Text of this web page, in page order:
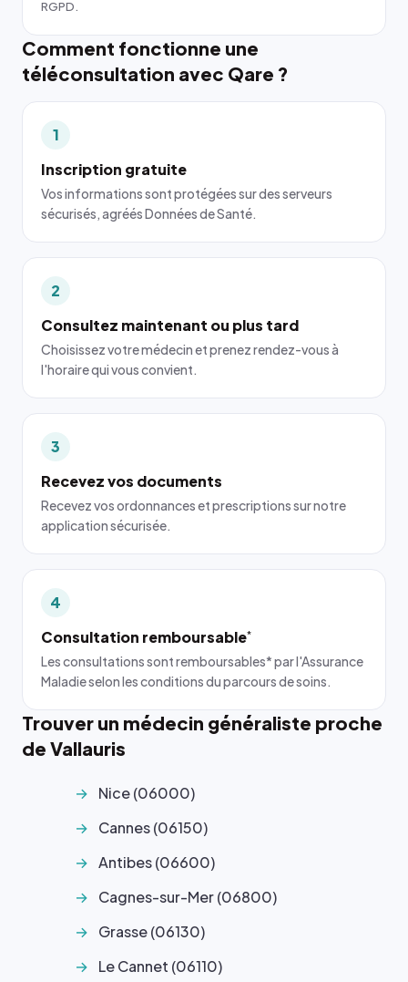
RGPD.
Comment fonctionne une
téléconsultation avec Qare ?
1
Inscription gratuite
Vos informations sont protégées sur des serveurs
sécurisés, agréés Données de Santé.
2
Consultez maintenant ou plus tard
Choisissez votre médecin et prenez rendez-vous à
l'horaire qui vous convient.
3
Recevez vos documents
Recevez vos ordonnances et prescriptions sur notre
application sécurisée.
4
Consultation remboursable*
Les consultations sont remboursables* par l'Assurance
Maladie selon les conditions du parcours de soins.
Trouver un médecin généraliste proche
de Vallauris
Nice (06000)
Cannes (06150)
Antibes (06600)
Cagnes-sur-Mer (06800)
Grasse (06130)
Le Cannet (06110)